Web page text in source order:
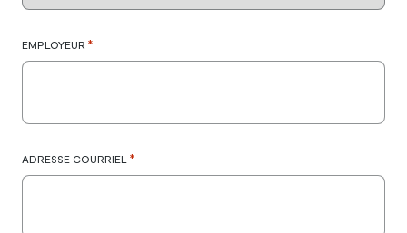
EMPLOYEUR *
ADRESSE COURRIEL *